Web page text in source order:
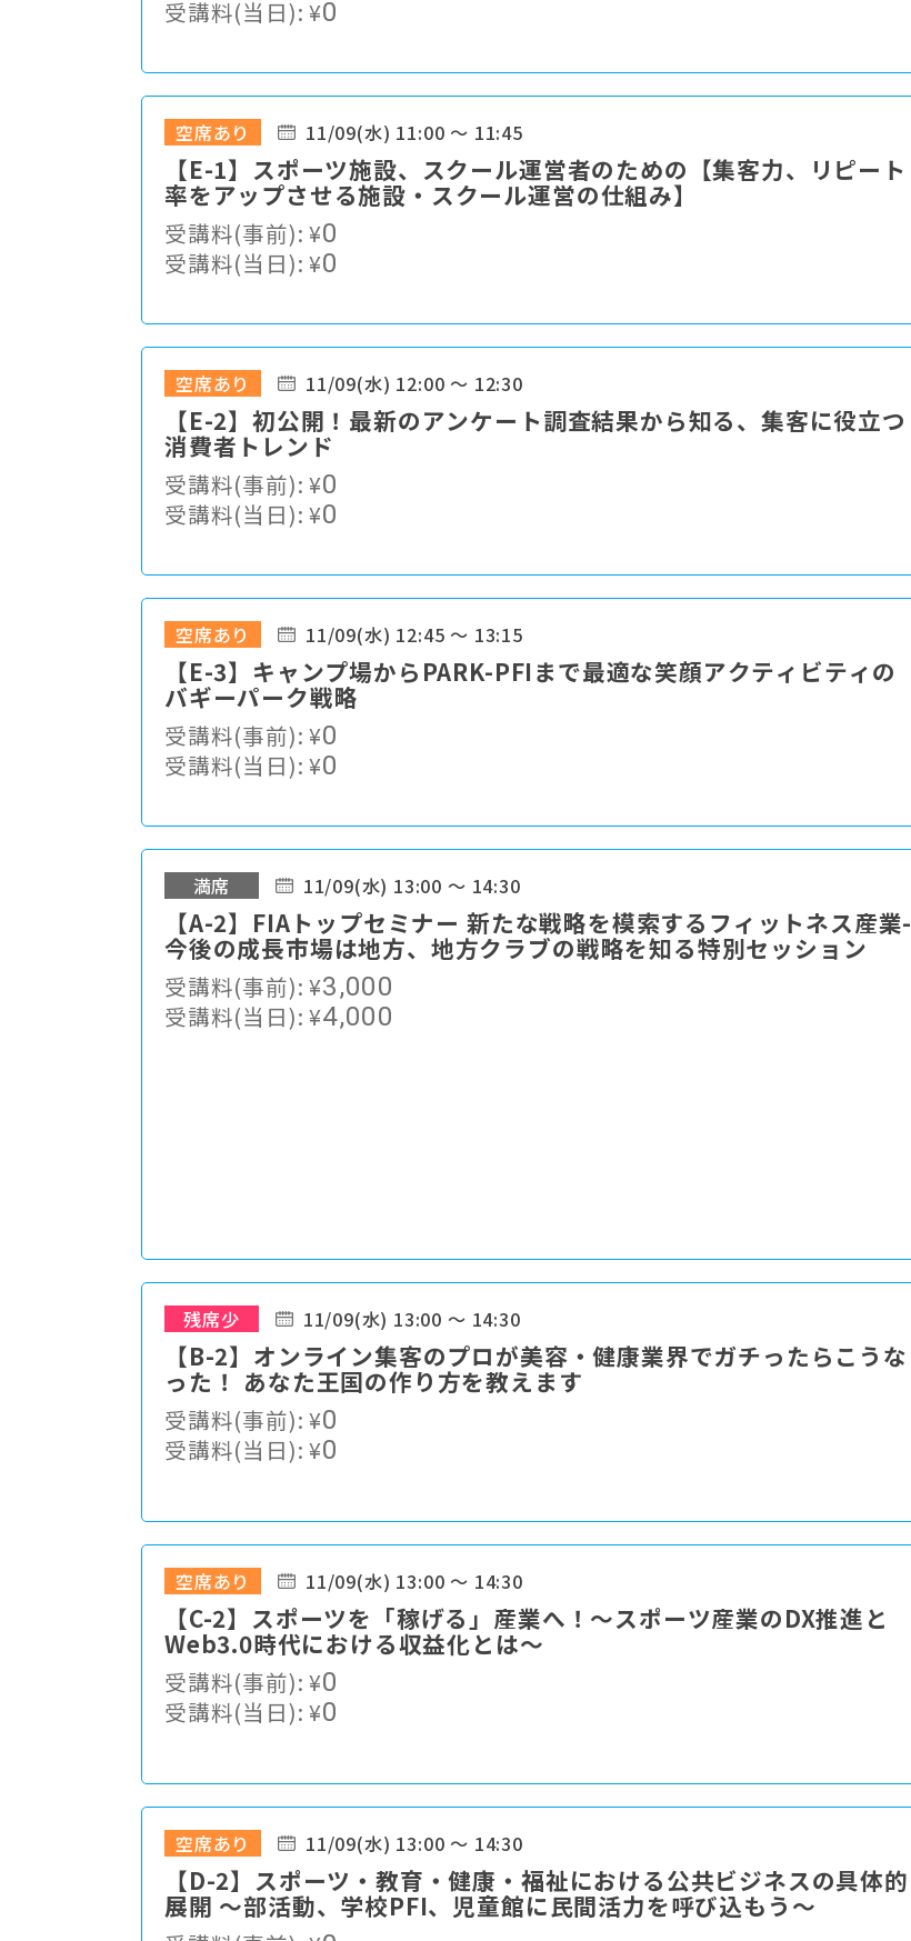
受講料(当日):¥0
空席あり 11/09(水) 11:00 ～ 11:45
【E-1】スポーツ施設、スクール運営者のための【集客力、リピート
率をアップさせる施設・スクール運営の仕組み】
受講料(事前):¥0
受講料(当日):¥0
空席あり 11/09(水) 12:00 ～ 12:30
【E-2】初公開！最新のアンケート調査結果から知る、集客に役立つ
消費者トレンド
受講料(事前):¥0
受講料(当日):¥0
空席あり 11/09(水) 12:45 ～ 13:15
【E-3】キャンプ場からPARK-PFIまで最適な笑顔アクティビティの
バギーパーク戦略
受講料(事前):¥0
受講料(当日):¥0
満席 11/09(水) 13:00 ～ 14:30
【A-2】FIAトップセミナー 新たな戦略を模索するフィットネス産業-
今後の成長市場は地方、地方クラブの戦略を知る特別セッション
受講料(事前):¥3,000
受講料(当日):¥4,000
残席少 11/09(水) 13:00 ～ 14:30
【B-2】オンライン集客のプロが美容・健康業界でガチったらこうな
った！ あなた王国の作り方を教えます
受講料(事前):¥0
受講料(当日):¥0
空席あり 11/09(水) 13:00 ～ 14:30
【C-2】スポーツを「稼げる」産業へ！〜スポーツ産業のDX推進と
Web3.0時代における収益化とは〜
受講料(事前):¥0
受講料(当日):¥0
空席あり 11/09(水) 13:00 ～ 14:30
【D-2】スポーツ・教育・健康・福祉における公共ビジネスの具体的
展開 ～部活動、学校PFI、児童館に民間活力を呼び込もう～